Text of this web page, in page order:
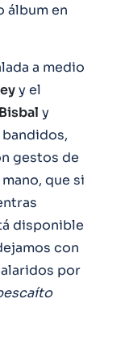
álbum en
a medio
y el
Bisbal y
gestos de
que si
disponible
con
por